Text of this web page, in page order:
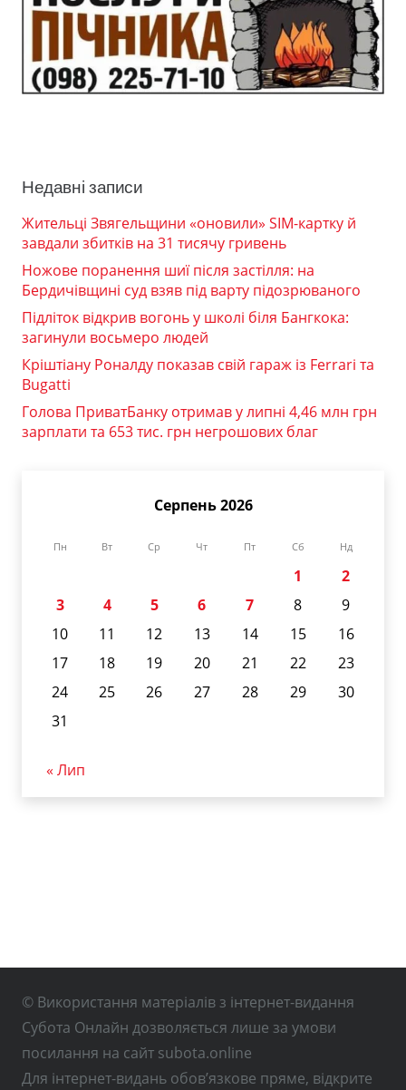
Недавні записи
Жительці Звягельщини «оновили» SIM-картку й
завдали збитків на 31 тисячу гривень
Ножове поранення шиї після застілля: на
Бердичівщині суд взяв під варту підозрюваного
Підліток відкрив вогонь у школі біля Бангкока:
загинули восьмеро людей
Кріштіану Роналду показав свій гараж із Ferrari та
Bugatti
Голова ПриватБанку отримав у липні 4,46 млн грн
зарплати та 653 тис. грн негрошових благ
Серпень 2026
Пн Вт Ср Чт Пт Сб Нд
1
2
3
4 5 6 7 8
9
10
11 12 13 14 15
16
17
18 19 20 21 22
23
24
25 26 27 28 29
30
31
« Лип
© Використання матеріалів з інтернет-видання
Субота Онлайн дозволяється лише за умови
посилання на сайт subota.online
Для інтернет-видань обов’язкове пряме, відкрите